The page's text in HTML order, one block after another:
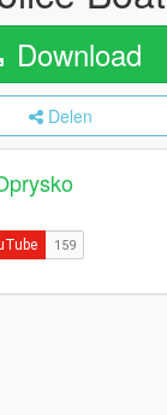
Download
Delen